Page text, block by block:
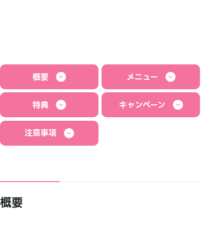
概要 メニュー
特典 キャンペーン
注意事項
概要